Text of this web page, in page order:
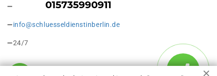
info@schluesseldienstinberlin.de
24/7